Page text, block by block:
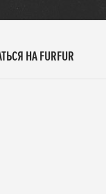
НА FURFUR